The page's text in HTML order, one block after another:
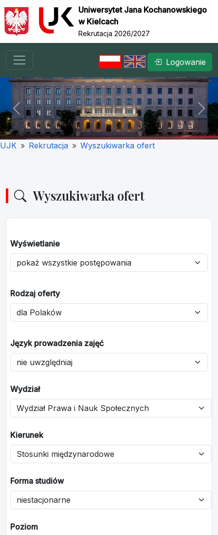
Uniwersytet Jana Kochanowskiego
w Kielcach
Rekrutacja 2026/2027
Logowanie
Previous Next
UJK Rekrutacja Wyszukiwarka ofert
Wyszukiwarka ofert
Wyświetlanie
Rodzaj oferty
Język prowadzenia zajęć
Wydział
Kierunek
Forma studiów
Poziom